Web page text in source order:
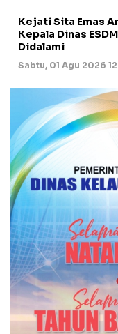
Kejati Sita Emas
Kepala Dinas
Didalami
Sabtu, 01 Agu 2026